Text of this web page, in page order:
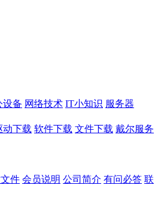
设备 网络技术 IT小知识 服务器
动下载 软件下载 文件下载 戴尔服务
件 会员说明 公司简介 有问必答 联